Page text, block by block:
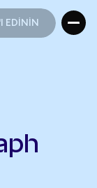
EDİNİN